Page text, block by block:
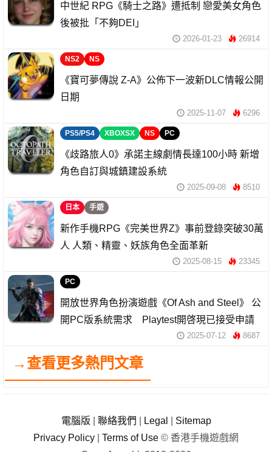
中世紀 RPG《騎士之路》遭抵制 戀愛美女角色
後被批「不夠DEI」
2026-01-23 26914
NS2 NS
《寶可夢傳說 Z-A》公佈下一波新DLC情報公開
日期
2025-11-07 6296
PS5/PS4 XBOXSX NS PC
《歧路旅人0》承諾主線劇情長達100小時 新增
角色自訂與城鎮建設系統
2025-09-08 8510
日本 手遊
新作手機RPG《完美世界Z》事前登錄突破30萬
人 人類、精靈、妖族角色全面革新
2025-08-15 23345
PC
開放世界角色扮演遊戲《Of Ash and Steel》 公
開PC版系統需求 Playtest開啓現已接受申請
2025-07-12 8687
→查看更多熱門文章
電腦版 聯絡我們 Legal
Sitemap
Privacy Policy
Terms of Use © 香港手機遊戲網